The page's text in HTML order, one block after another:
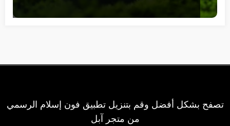
تصفح بشكل أفضل وقم بتنزيل تطبيق فون إسلام الرسمي
من متجر آبل